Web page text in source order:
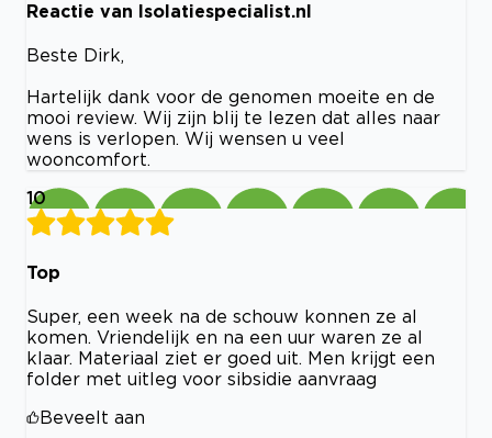
Reactie van Isolatiespecialist.nl
Beste Dirk,
Hartelijk dank voor de genomen moeite en de
mooi review. Wij zijn blij te lezen dat alles naar
wens is verlopen. Wij wensen u veel
wooncomfort.
10
Top
Super, een week na de schouw konnen ze al
komen. Vriendelijk en na een uur waren ze al
klaar. Materiaal ziet er goed uit. Men krijgt een
folder met uitleg voor sibsidie aanvraag
Beveelt aan